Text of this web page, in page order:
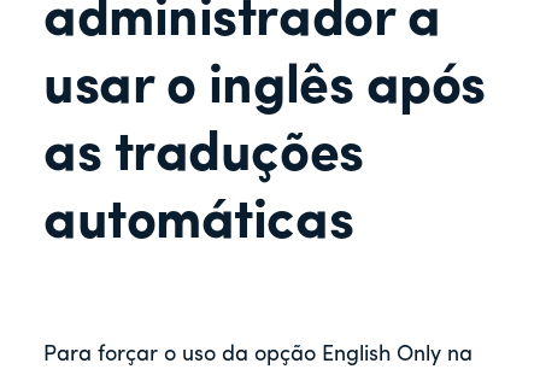
administrador a
usar o inglês após
as traduções
automáticas
Para forçar o uso da opção English Only na